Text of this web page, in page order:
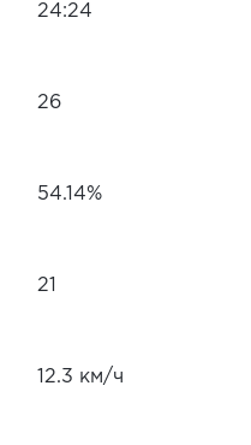
24:24
26
54.14%
21
12.3 км/ч